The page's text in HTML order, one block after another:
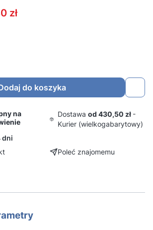
zł
do koszyka
na
Dostawaod 430,50 zł -
Kurier (wielkogabarytowy)
dni
Poleć znajomemu